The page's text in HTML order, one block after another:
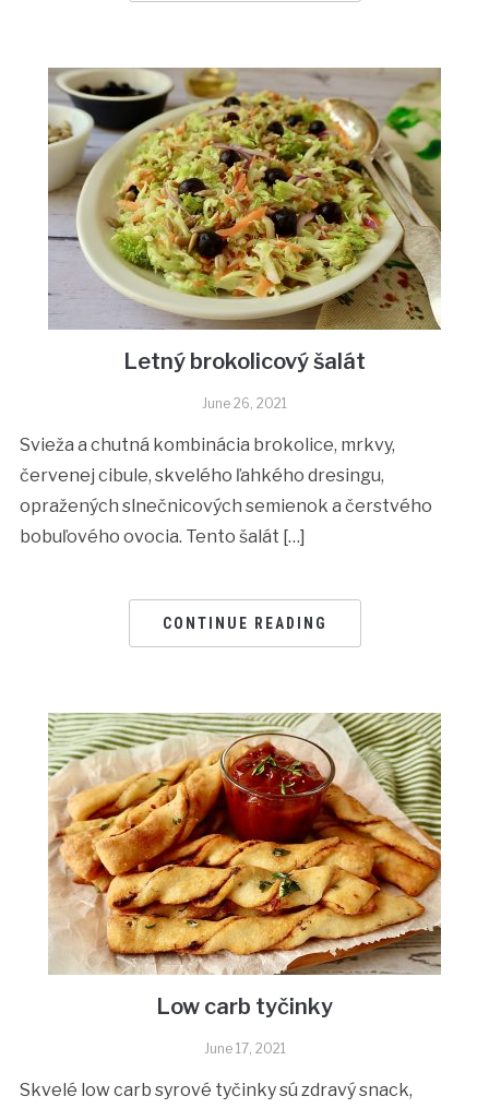
Letný brokolicový šalát
June 26, 2021
Svieža a chutná kombinácia brokolice, mrkvy,
červenej cibule, skvelého ľahkého dresingu,
opražených slnečnicových semienok a čerstvého
bobuľového ovocia. Tento šalát […]
CONTINUE READING
Low carb tyčinky
June 17, 2021
Skvelé low carb syrové tyčinky sú zdravý snack,